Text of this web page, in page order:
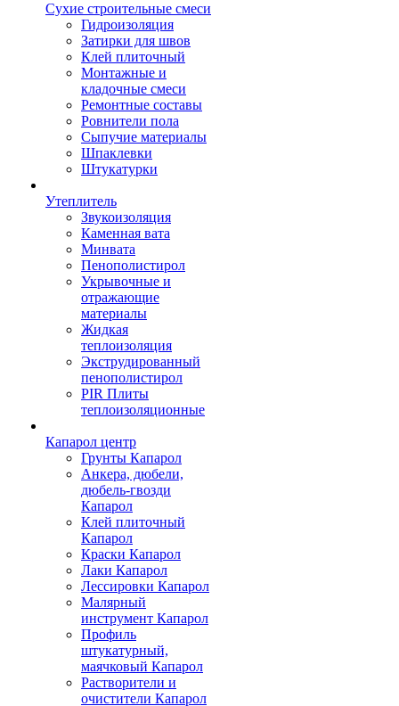
Сухие строительные смеси
Гидроизоляция
Затирки для швов
Клей плиточный
Монтажные и
кладочные смеси
Ремонтные составы
Ровнители пола
Сыпучие материалы
Шпаклевки
Штукатурки
Утеплитель
Звукоизоляция
Каменная вата
Минвата
Пенополистирол
Укрывочные и
отражающие
материалы
Жидкая
теплоизоляция
Экструдированный
пенополистирол
PIR Плиты
теплоизоляционные
Капарол центр
Грунты Капарол
Анкера, дюбели,
дюбель-гвозди
Капарол
Клей плиточный
Капарол
Краски Капарол
Лаки Капарол
Лессировки Капарол
Малярный
инструмент Капарол
Профиль
штукатурный,
маячковый Капарол
Растворители и
очистители Капарол